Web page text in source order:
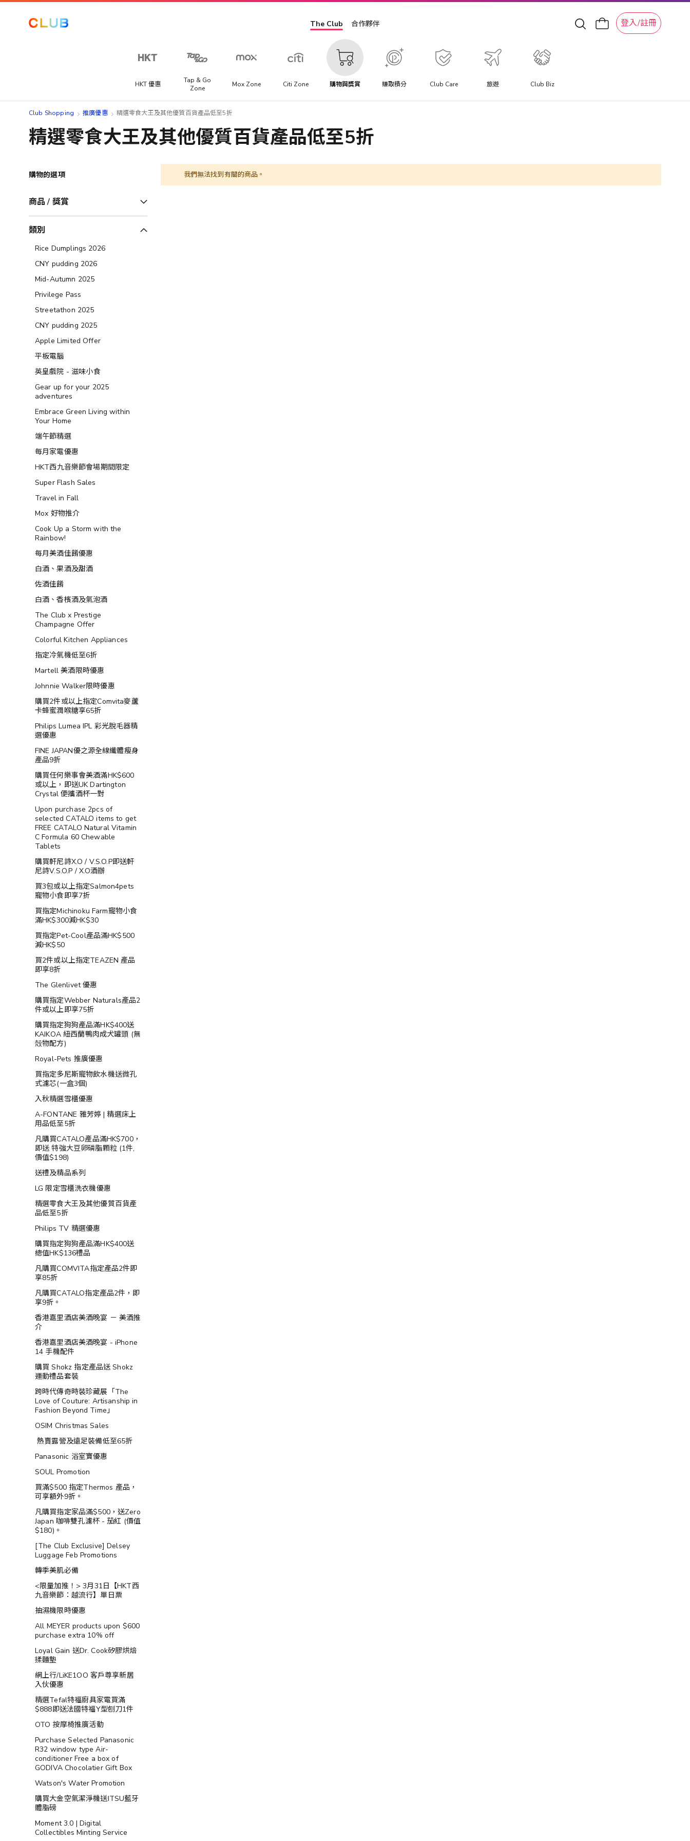
The Club 合作夥伴 登入/註冊
HKT 優惠
Tap & Go
Zone
Mox Zone Citi Zone 購物與獎賞 賺取積分 Club Care 旅遊 Club Biz
Club Shopping 推廣優惠 精選零食大王及其他優質百貨產品低至5折
精選零食大王及其他優質百貨產品低至5折
我們無法找到有關的商品。
購物的選項
商品 / 獎賞
類別
Rice Dumplings 2026
CNY pudding 2026
Mid-Autumn 2025
Privilege Pass
Streetathon 2025
CNY pudding 2025
Apple Limited Offer
平板電腦
英皇戲院 - 滋味小食
Gear up for your 2025
adventures
Embrace Green Living within
Your Home
端午節精選
每月家電優惠
HKT西九音樂節會場期間限定
Super Flash Sales
Travel in Fall
Mox 好物推介
Cook Up a Storm with the
Rainbow!
每月美酒佳餚優惠
白酒、果酒及甜酒
佐酒佳餚
白酒、香檳酒及氣泡酒
The Club x Prestige
Champagne Offer
Colorful Kitchen Appliances
指定冷氣機低至6折
Martell 美酒限時優惠
Johnnie Walker限時優惠
購買2件或以上指定Comvita麥蘆
卡蜂蜜潤喉糖享65折
Philips Lumea IPL 彩光脫毛器精
選優惠
FINE JAPAN優之源全線纖體瘦身
產品9折
購買任何樂事會美酒滿HK$600
或以上，即送UK Dartington
Crystal 便攜酒杯一對
Upon purchase 2pcs of
selected CATALO items to get
FREE CATALO Natural Vitamin
C Formula 60 Chewable
Tablets
購買軒尼詩X.O / V.S.O.P即送軒
尼詩V.S.O.P / X.O酒辦
買3包或以上指定Salmon4pets
寵物小食即享7折
買指定Michinoku Farm寵物小食
滿HK$300減HK$30
買指定Pet-Cool產品滿HK$500
減HK$50
買2件或以上指定TEAZEN 產品
即享8折
The Glenlivet 優惠
購買指定Webber Naturals產品2
件或以上即享75折
購買指定狗狗產品滿HK$400送
KAIKOA 紐西蘭鴨肉成犬罐頭 (無
殻物配方)
Royal-Pets 推廣優惠
買指定多尼斯寵物飲水機送微孔
式濾芯(一盒3個)
入秋精選雪櫃優惠
A-FONTANE 雅芳婷 | 精選床上
用品低至5折
凡購買CATALO產品滿HK$700，
即送 特強大豆卵磷脂顆粒 (1件,
價值$198)
送禮及精品系列
LG 限定雪櫃洗衣機優惠
精選零食大王及其他優質百貨產
品低至5折
Philips TV 精選優惠
購買指定狗狗產品滿HK$400送
總值HK$136禮品
凡購買COMVITA指定產品2件即
享85折
凡購買CATALO指定產品2件，即
享9折。
香港嘉里酒店美酒晚宴 － 美酒推
介
香港嘉里酒店美酒晚宴 - iPhone
14 手機配件
購買 Shokz 指定產品送 Shokz
運動禮品套裝
跨時代傳奇時裝珍藏展「The
Love of Couture: Artisanship in
Fashion Beyond Time」
OSIM Christmas Sales
熱賣露營及遠足裝備低至65折
Panasonic 浴室寶優惠
SOUL Promotion
買滿$500 指定Thermos 產品，
可享額外9折。
凡購買指定家品滿$500，送Zero
Japan 咖啡雙孔濾杯 - 茄紅 (價值
$180)。
[The Club Exclusive] Delsey
Luggage Feb Promotions
轉季美肌必備
<限量加推！> 3月31日【HKT西
九音樂節：越流行】單日票
抽濕機限時優惠
All MEYER products upon $600
purchase extra 10% off
Loyal Gain 送Dr. Cook矽膠烘焙
揉麵墊
網上行/LiKE1OO 客戶尊享新居
入伙優惠
精選Tefal特福廚具家電買滿
$888即送法國特福Y型刨刀1件
OTO 按摩椅推廣活動
Purchase Selected Panasonic
R32 window type Air-
conditioner Free a box of
GODIVA Chocolatier Gift Box
Watson's Water Promotion
購買大金空氣潔淨機送ITSU藍牙
體脂磅
Moment 3.0 | Digital
Collectibles Minting Service